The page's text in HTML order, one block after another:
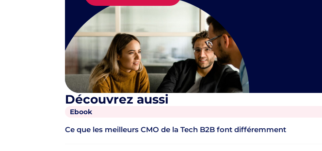
Découvrez aussi
Ebook
Ce que les meilleurs CMO de la Tech B2B font différemment